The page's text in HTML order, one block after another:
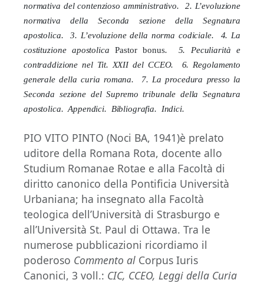
normativa del contenzioso amministrativo. 2. L’evoluzione
normativa della Seconda sezione della Segnatura
apostolica. 3. L’evoluzione della norma codiciale. 4. La
costituzione apostolicaPastor bonus. 5. Peculiarità e
contraddizione nel Tit. XXII del CCEO. 6. Regolamento
generale della curia romana. 7. La procedura presso la
Seconda sezione del Supremo tribunale della Segnatura
apostolica. Appendici. Bibliografia. Indici.
PIO VITO PINTO (Noci BA, 1941)è prelato
uditore della Romana Rota, docente allo
Studium Romanae Rotae e alla Facoltà di
diritto canonico della Pontificia Università
Urbaniana; ha insegnato alla Facoltà
teologica dell’Università di Strasburgo e
all’Università St. Paul di Ottawa. Tra le
numerose pubblicazioni ricordiamo il
poderoso Commento al Corpus Iuris
Canonici, 3 voll.: CIC, CCEO, Leggi della Curia